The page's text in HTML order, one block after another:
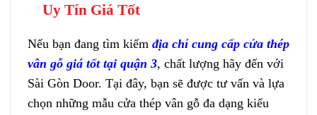
Uy Tín Giá Tốt
Nếu bạn đang tìm kiếm địa chỉ cung cấp cửa thép
vân gỗ giá tốt tại quận 3, chất lượng hãy đến với
Sài Gòn Door. Tại đây, bạn sẽ được tư vấn và lựa
chọn những mẫu cửa thép vân gỗ đa dạng kiểu